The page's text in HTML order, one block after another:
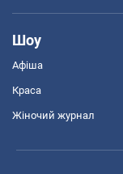
Шоу
Афіша
Краса
Жіночий журнал